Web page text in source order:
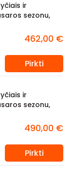
ir
sezonu,
462,00 €
Pirkti
ir
sezonu,
490,00 €
Pirkti